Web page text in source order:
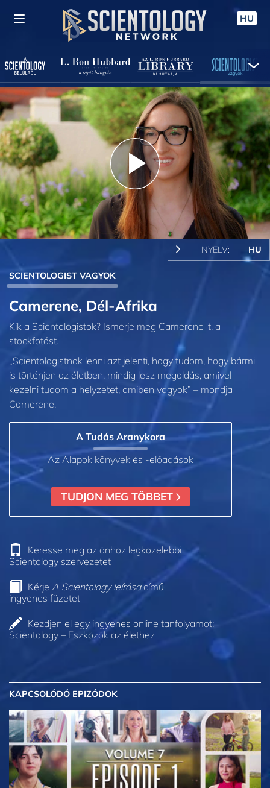
HU
Play
Video
NYELV: HU
SCIENTOLOGIST VAGYOK
Camerene, Dél-Afrika
Kik a Scientologistok? Ismerje meg Camerene-t, a
stockfotóst.
„Scientologistnak lenni azt jelenti, hogy tudom, hogy bármi
is történjen az életben, mindig lesz megoldás, amivel
kezelni tudom a helyzetet, amiben vagyok” – mondja
Camerene.
A Tudás Aranykora
Az Alapok könyvek és -előadások
TUDJON MEG TÖBBET
Keresse meg az önhöz legközelebbi
Scientology szervezetet
Kérje A Scientology leírásacímű
ingyenes füzetet
Kezdjen el egy ingyenes online tanfolyamot:
Scientology – Eszközök az élethez
KAPCSOLÓDÓ EPIZÓDOK